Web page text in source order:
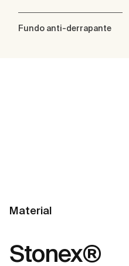
Fundo anti-derrapante
Material
Stonex®